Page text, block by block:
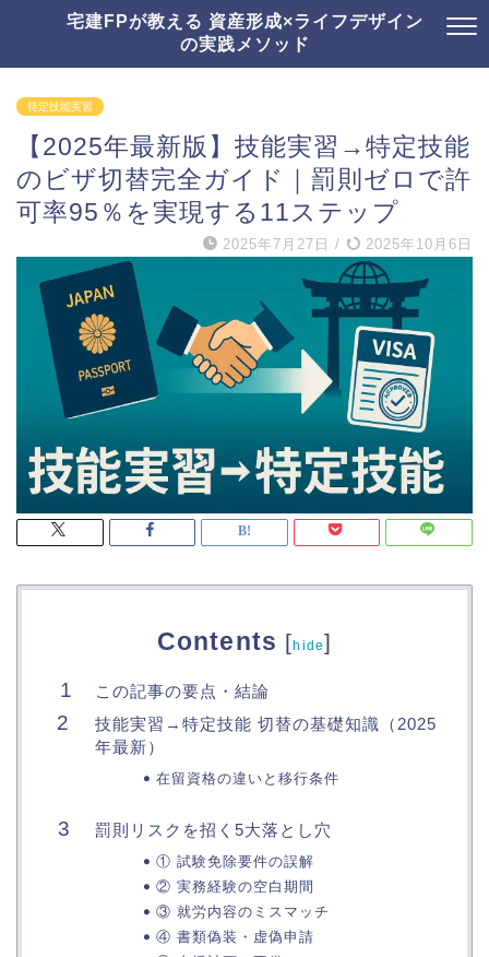
宅建FPが教える 資産形成×ライフデザイン
の実践メソッド
特定技能実習
【2025年最新版】技能実習→特定技能
のビザ切替完全ガイド｜罰則ゼロで許
可率95％を実現する11ステップ
2025年7月27日 / 2025年10月6日
Contents [hide]
この記事の要点・結論
技能実習→特定技能 切替の基礎知識（2025
年最新）
在留資格の違いと移行条件
罰則リスクを招く5大落とし穴
① 試験免除要件の誤解
② 実務経験の空白期間
③ 就労内容のミスマッチ
④ 書類偽装・虚偽申請